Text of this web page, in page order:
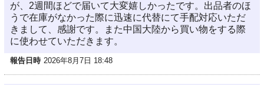
が、2週間ほどで届いて大変嬉しかったです。出品者のほ
うで在庫がなかった際に迅速に代替にて手配対応いただ
きまして、感謝です。また中国大陸から買い物をする際
に使わせていただきます。
報告日時 2026年8月7日 18:48